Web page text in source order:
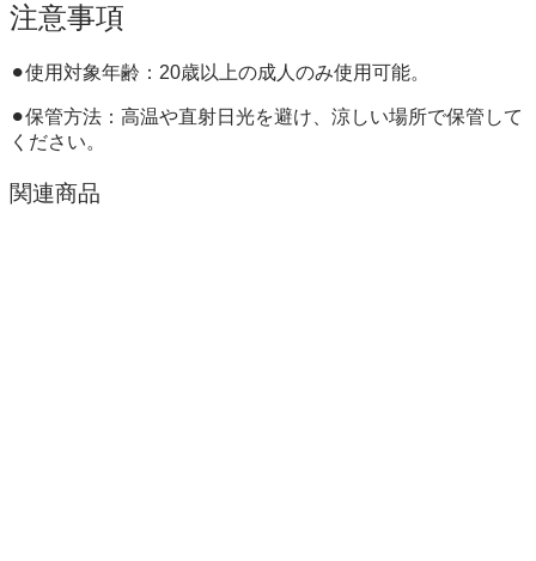
注意事項
⚫︎使用対象年齢：20歳以上の成人のみ使用可能。
⚫︎保管方法：高温や直射日光を避け、涼しい場所で保管して
ください。
関連商品